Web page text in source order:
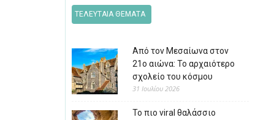
ΤΕΛΕΥΤΑΙΑ ΘΕΜΑΤΑ
Από τον Μεσαίωνα στον
21ο αιώνα: Το αρχαιότερο
σχολείο του κόσμου
31 Ιουλίου 2026
Το πιο viral θαλάσσιο